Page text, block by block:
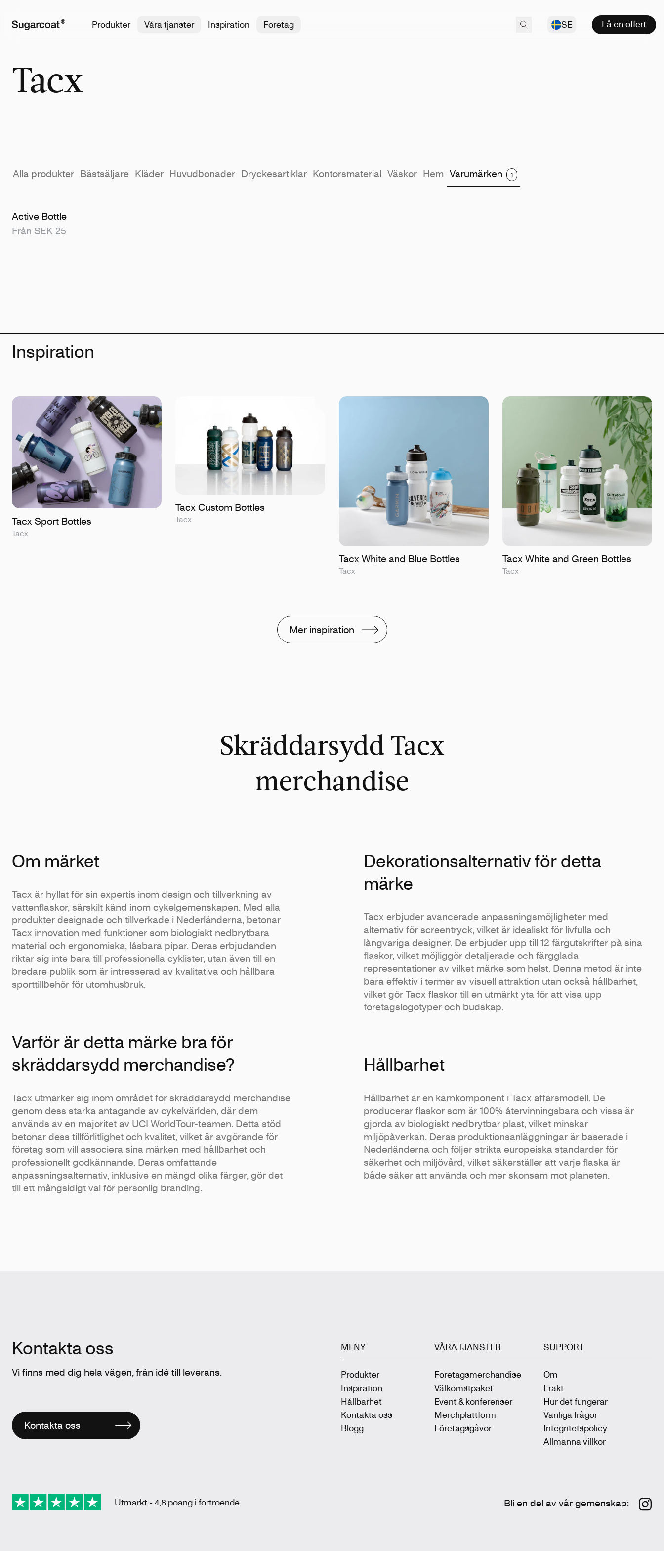
Produkter Våra tjänster Inspiration Företag SE Få en offert
Tacx
Alla produkter Bästsäljare Kläder Huvudbonader Dryckesartiklar Kontorsmaterial Väskor Hem Varumärken 1
Active Bottle
Från SEK 25
Inspiration
Tacx Sport Bottles
Tacx
Tacx Custom Bottles
Tacx
Tacx White and Blue Bottles
Tacx
Tacx White and Green Bottles
Tacx
Mer inspiration
Skräddarsydd Tacx
merchandise
Om märket
Tacx är hyllat för sin expertis inom design och tillverkning av
vattenflaskor, särskilt känd inom cykelgemenskapen. Med alla
produkter designade och tillverkade i Nederländerna, betonar
Tacx innovation med funktioner som biologiskt nedbrytbara
material och ergonomiska, låsbara pipar. Deras erbjudanden
riktar sig inte bara till professionella cyklister, utan även till en
bredare publik som är intresserad av kvalitativa och hållbara
sporttillbehör för utomhusbruk.
Varför är detta märke bra för
skräddarsydd merchandise?
Tacx utmärker sig inom området för skräddarsydd merchandise
genom dess starka antagande av cykelvärlden, där dem
används av en majoritet av UCI WorldTour-teamen. Detta stöd
betonar dess tillförlitlighet och kvalitet, vilket är avgörande för
företag som vill associera sina märken med hållbarhet och
professionellt godkännande. Deras omfattande
anpassningsalternativ, inklusive en mängd olika färger, gör det
till ett mångsidigt val för personlig branding.
Dekorationsalternativ för detta
märke
Tacx erbjuder avancerade anpassningsmöjligheter med
alternativ för screentryck, vilket är idealiskt för livfulla och
långvariga designer. De erbjuder upp till 12 färgutskrifter på sina
flaskor, vilket möjliggör detaljerade och färgglada
representationer av vilket märke som helst. Denna metod är inte
bara effektiv i termer av visuell attraktion utan också hållbarhet,
vilket gör Tacx flaskor till en utmärkt yta för att visa upp
företagslogotyper och budskap.
Hållbarhet
Hållbarhet är en kärnkomponent i Tacx affärsmodell. De
producerar flaskor som är 100% återvinningsbara och vissa är
gjorda av biologiskt nedbrytbar plast, vilket minskar
miljöpåverkan. Deras produktionsanläggningar är baserade i
Nederländerna och följer strikta europeiska standarder för
säkerhet och miljövård, vilket säkerställer att varje flaska är
både säker att använda och mer skonsam mot planeten.
Kontakta oss
Vi finns med dig hela vägen, från idé till leverans.
Kontakta oss
Utmärkt - 4,8 poäng i förtroende
MENY
Produkter
Inspiration
Hållbarhet
Kontakta oss
Blogg
VÅRA TJÄNSTER
Företagsmerchandise
Välkomstpaket
Event & konferenser
Merchplattform
Företagsgåvor
SUPPORT
Om
Frakt
Hur det fungerar
Vanliga frågor
Integritetspolicy
Allmänna villkor
Bli en del av vår gemenskap: